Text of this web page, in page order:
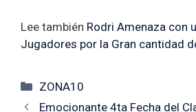
Lee también Rodri Amenaza con
Jugadores por la Gran cantidad
Categorías
ZONA10
Emocionante 4ta Fecha del